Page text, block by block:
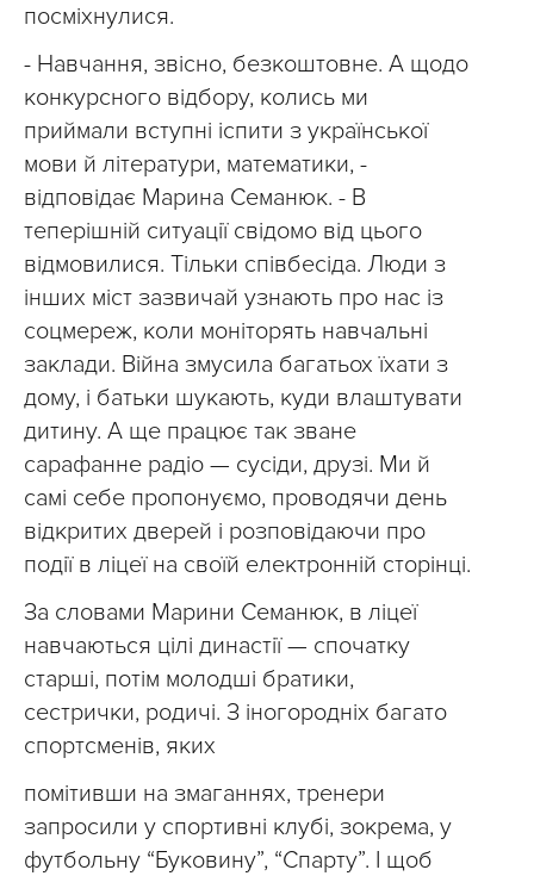
посміхнулися.
- Навчання, звісно, безкоштовне. А щодо
конкурсного відбору, колись ми
приймали вступні іспити з української
мови й літератури, математики, -
відповідає Марина Семанюк. - В
теперішній ситуації свідомо від цього
відмовилися. Тільки співбесіда. Люди з
інших міст зазвичай узнають про нас із
соцмереж, коли моніторять навчальні
заклади. Війна змусила багатьох їхати з
дому, і батьки шукають, куди влаштувати
дитину. А ще працює так зване
сарафанне радіо — сусіди, друзі. Ми й
самі себе пропонуємо, проводячи день
відкритих дверей і розповідаючи про
події в ліцеї на своїй електронній сторінці.
За словами Марини Семанюк, в ліцеї
навчаються цілі династії — спочатку
старші, потім молодші братики,
сестрички, родичі. З іногородніх багато
спортсменів, яких
помітивши на змаганнях, тренери
запросили у спортивні клубі, зокрема, у
футбольну “Буковину”, “Спарту”. І щоб